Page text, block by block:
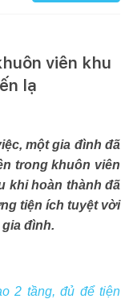
viên khu
lạ
một gia đình đã
trong khuôn viên
khi hoàn thành đã
tiện ích tuyệt vời
đình.
2 tầng, đủ để tiện